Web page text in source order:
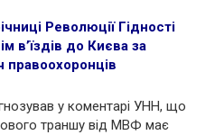
Революції Гідності
в’їздів до Києва за
у коментарі УНН, що
траншу від МВФ має